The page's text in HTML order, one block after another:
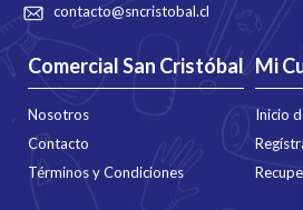
contacto@sncristobal.cl
Comercial San Cristóbal
Nosotros
Contacto
Términos y Condiciones
Mi
Inicio